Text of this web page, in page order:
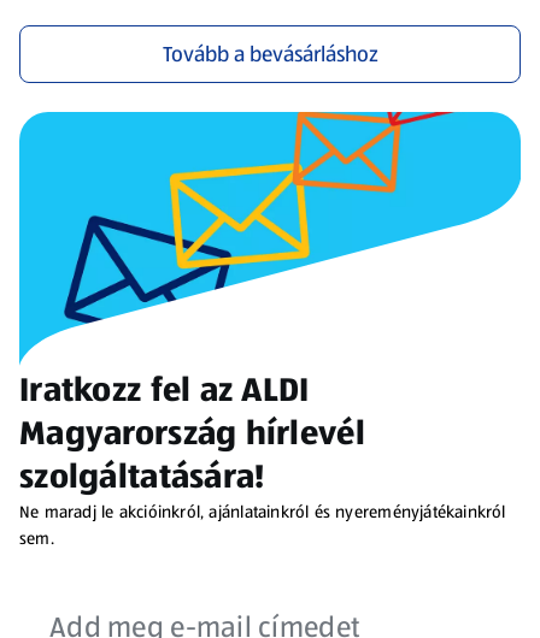
Tovább a bevásárláshoz
(új oldalon nyílik meg)
Iratkozz fel az ALDI
Magyarország hírlevél
szolgáltatására!
Ne maradj le akcióinkról, ajánlatainkról és nyereményjátékainkról
sem.